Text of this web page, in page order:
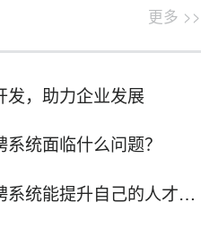
更多 >>
发，助力企业发展
统面临什么问题？
能提升自己的人才需求？